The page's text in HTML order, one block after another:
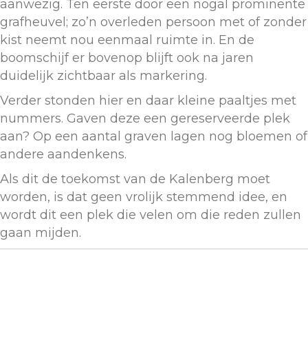
aanwezig. Ten eerste door een nogal prominente
grafheuvel; zo’n overleden persoon met of zonder
kist neemt nou eenmaal ruimte in. En de
boomschijf er bovenop blijft ook na jaren
duidelijk zichtbaar als markering.
Verder stonden hier en daar kleine paaltjes met
nummers. Gaven deze een gereserveerde plek
aan? Op een aantal graven lagen nog bloemen of
andere aandenkens.
Als dit de toekomst van de Kalenberg moet
worden, is dat geen vrolijk stemmend idee, en
wordt dit een plek die velen om die reden zullen
gaan mijden.